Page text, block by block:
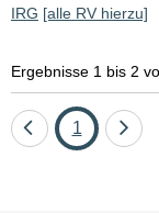
IRG [alle RV hierzu]
Ergebnisse 1 bis 2
EineSeite
1